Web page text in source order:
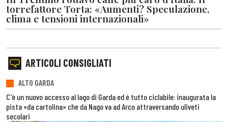
torrefattore Torta: «Aumenti? Speculazione,
clima e tensioni internazionali»
ARTICOLI CONSIGLIATI
ALTO GARDA
C'è un nuovo accesso al lago di Garda ed è tutto ciclabile: inaugurata la
pista «da cartolina» che da Nago va ad Arco attraversando uliveti
secolari